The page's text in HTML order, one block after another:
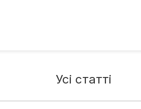
Усі статті